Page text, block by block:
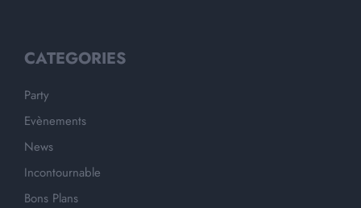
CATEGORIES
Party
Evènements
News
Incontournable
Bons Plans